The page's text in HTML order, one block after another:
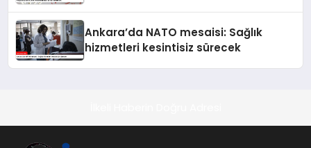
Ankara’da NATO mesaisi: Sağlık
hizmetleri kesintisiz sürecek